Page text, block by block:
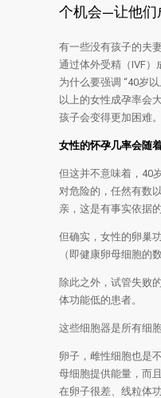
个机会—让他们
有一些没有孩子的夫
通过体外受精（IVF）
为什么要强调 “40岁
以上的女性成孕率会
孩子会变得更加困难。
女性的怀孕几率会随
但这并不意味着，40
对危险的，任然有数
亲，这是有事实依据的
但确实，女性的卵巢
（即健康卵母细胞的
除此之外，试管失败
体功能低的患者。
这些细胞器是所有细
卵子，雌性细胞也是
母细胞提供能量，而
在卵子很差、线粒体